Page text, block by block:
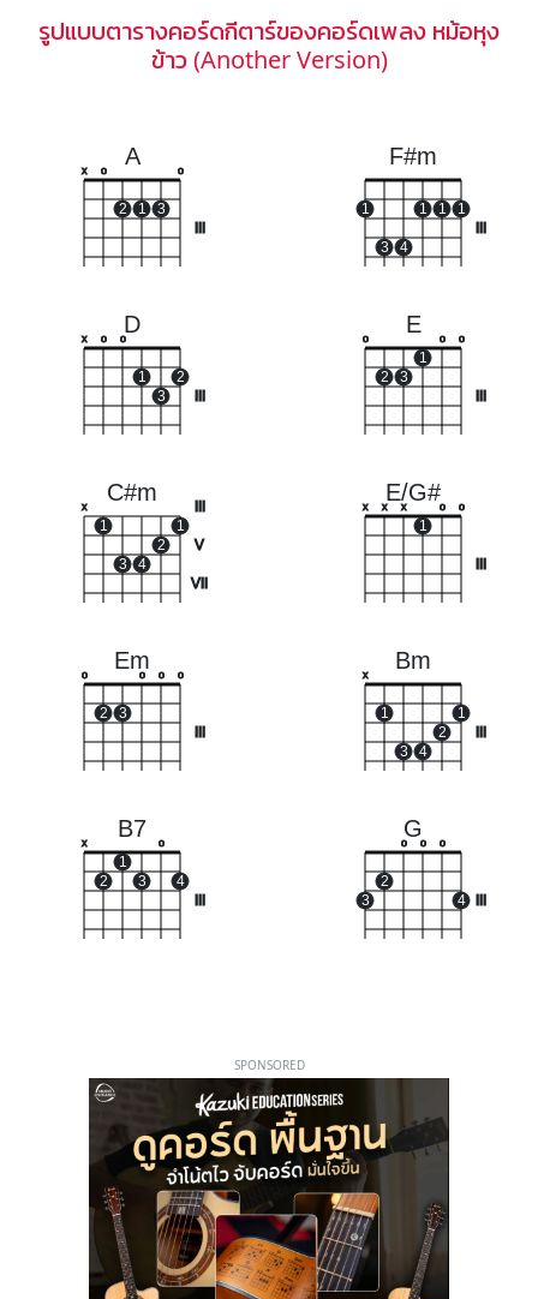
รูปแบบตารางคอร์ดกีตาร์ของคอร์ดเพลง หม้อหุง
ข้าว (Another Version)
A
x o
2 1 3
o
F#m
1
3 4
1 1 1
D
x o o
1
3
2
E
o
2 3
1
o o
C#m
V
VII
x
1
3 4
2
1
E/G#
x x x
1
o o
Em
o
2 3
o o o
Bm
x
1
3 4
2
1
B7
x
2
1
3
o
4
G
3
2
o o o
4
SPONSORED